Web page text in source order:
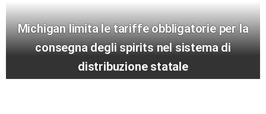
Michigan limita le tariffe obbligatorie per la
consegna degli spirits nel sistema di
distribuzione statale